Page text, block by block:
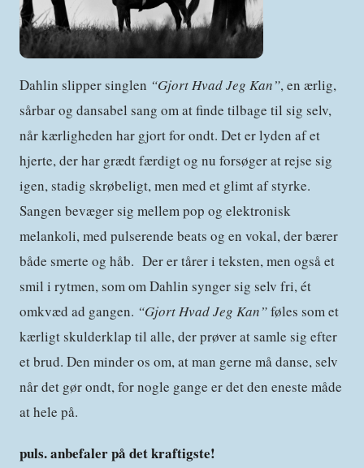
Dahlin slipper singlen “Gjort Hvad Jeg Kan”, en ærlig,
sårbar og dansabel sang om at finde tilbage til sig selv,
når kærligheden har gjort for ondt. Det er lyden af et
hjerte, der har grædt færdigt og nu forsøger at rejse sig
igen, stadig skrøbeligt, men med et glimt af styrke.
Sangen bevæger sig mellem pop og elektronisk
melankoli, med pulserende beats og en vokal, der bærer
både smerte og håb. Der er tårer i teksten, men også et
smil i rytmen, som om Dahlin synger sig selv fri, ét
omkvæd ad gangen. “Gjort Hvad Jeg Kan”føles som et
kærligt skulderklap til alle, der prøver at samle sig efter
et brud. Den minder os om, at man gerne må danse, selv
når det gør ondt, for nogle gange er det den eneste måde
at hele på.
puls. anbefaler på det kraftigste!